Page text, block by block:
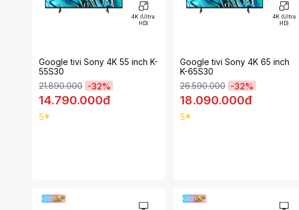
4K (Ultra
HD)
Google tivi Sony 4K 55 inch K-
55S30
21.890.000 -32%
14.790.000đ
5
4K (Ultra
HD)
Google tivi Sony 4K 65 inch
K-65S30
26.590.000 -32%
18.090.000đ
5